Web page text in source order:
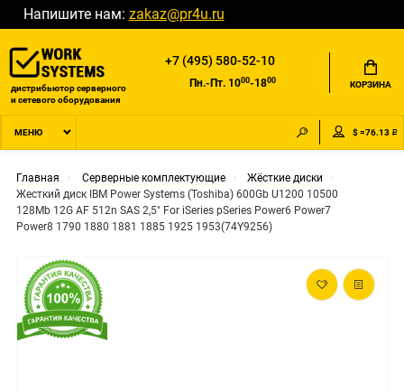
Напишите нам: zakaz@pr4u.ru
дистрибьютор серверного
и сетевого оборудования
+7 (495) 580-52-10
Пн.-Пт. 1000-1800 КОРЗИНА
МЕНЮ $ =76.13 ₽
Главная Серверные комплектующие
Жёсткие диски
Жесткий диск IBM Power Systems (Toshiba) 600Gb U1200 10500
128Mb 12G AF 512n SAS 2,5" For iSeries pSeries Power6 Power7
Power8 1790 1880 1881 1885 1925 1953(74Y9256)